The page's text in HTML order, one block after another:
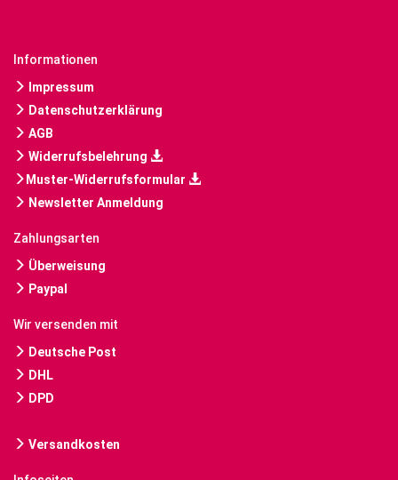
Informationen
Impressum
Datenschutzerklärung
AGB
Widerrufsbelehrung
Muster-Widerrufsformular
Newsletter Anmeldung
Zahlungsarten
Überweisung
Paypal
Wir versenden mit
Deutsche Post
DHL
DPD
Versandkosten